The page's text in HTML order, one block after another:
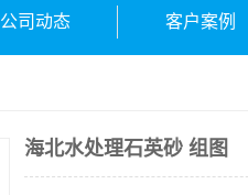
公司动态 客户案例
海北水处理石英砂 组图